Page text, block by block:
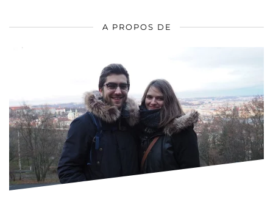
A PROPOS DE